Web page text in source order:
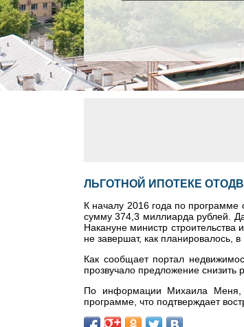
ЛЬГОТНОЙ ИПОТЕКЕ
К началу 2016 года по
сумму 374,3 миллиарда рублей.
Накануне министр
не завершат, как планировалось, в
Как сообщает портал
прозвучало предложение снизить
По информации Михаила Меня,
программе, что подтверждает